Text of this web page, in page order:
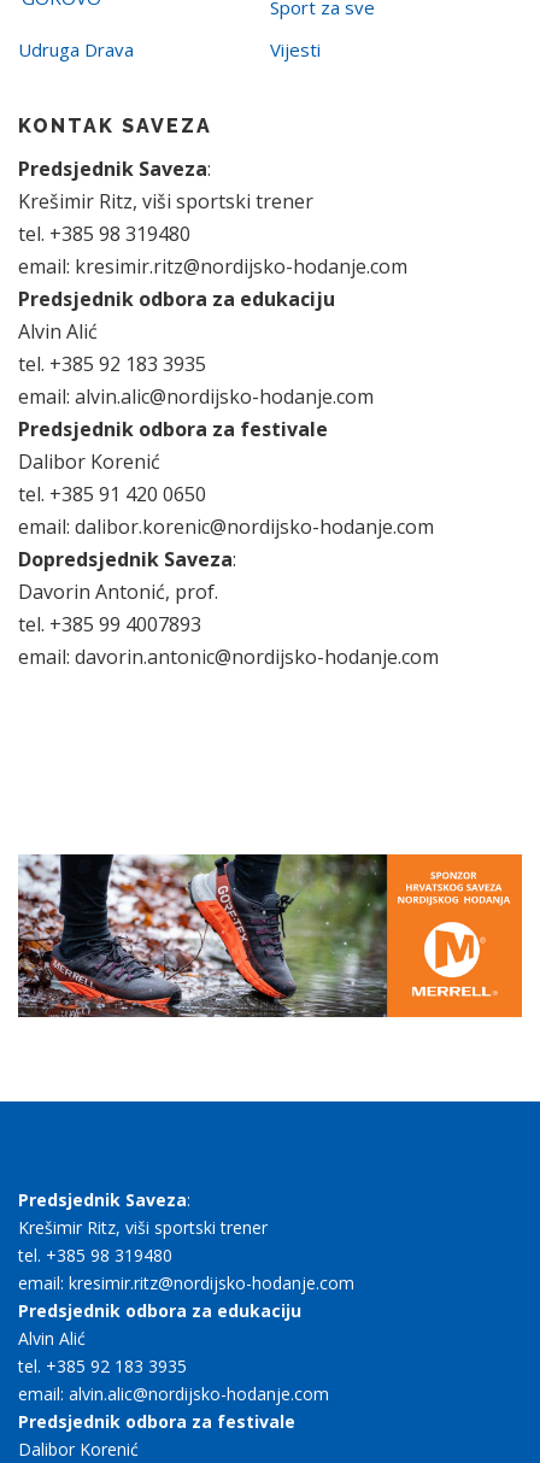
Sport za sve
Udruga Drava
Vijesti
KONTAK SAVEZA
Predsjednik Saveza:
Krešimir Ritz, viši sportski trener
tel. +385 98 319480
email: kresimir.ritz@nordijsko-hodanje.com
Predsjednik odbora za edukaciju
Alvin Alić
tel. +385 92 183 3935
email: alvin.alic@nordijsko-hodanje.com
Predsjednik odbora za festivale
Dalibor Korenić
tel. +385 91 420 0650
email: dalibor.korenic@nordijsko-hodanje.com
Dopredsjednik Saveza:
Davorin Antonić, prof.
tel. +385 99 4007893
email: davorin.antonic@nordijsko-hodanje.com
Predsjednik Saveza:
Krešimir Ritz, viši sportski trener
tel. +385 98 319480
email: kresimir.ritz@nordijsko-hodanje.com
Predsjednik odbora za edukaciju
Alvin Alić
tel. +385 92 183 3935
email: alvin.alic@nordijsko-hodanje.com
Predsjednik odbora za festivale
Dalibor Korenić